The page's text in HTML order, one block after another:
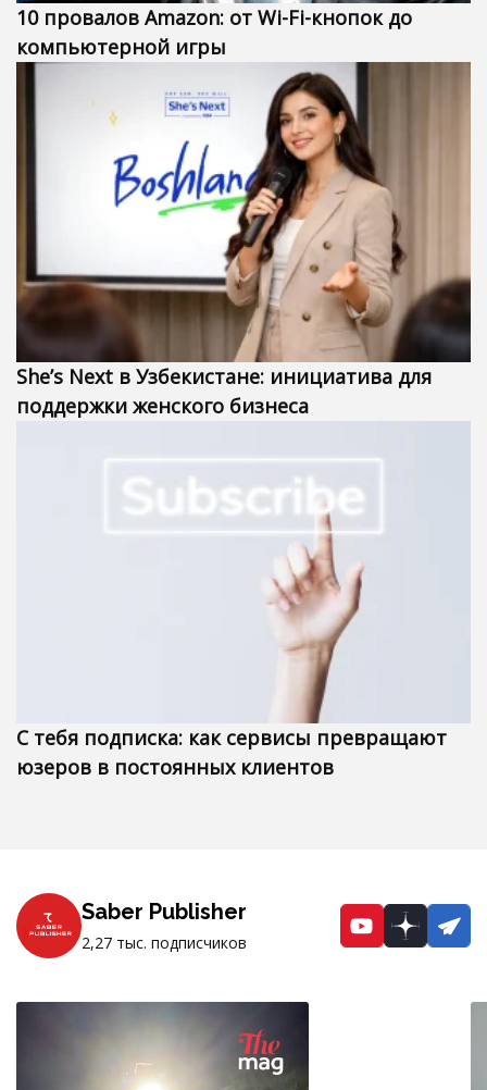
10 провалов Amazon: от Wi-Fi-кнопок до
компьютерной игры
She’s Next в Узбекистане: инициатива для
поддержки женского бизнеса
С тебя подписка: как сервисы превращают
юзеров в постоянных клиентов
Saber Publisher
2,27 тыс. подписчиков
YouTubeDzen